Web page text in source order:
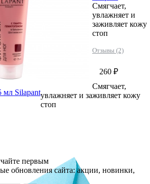
мл Silapant
Смягчает,
увлажняет и
заживляет кожу
стоп
Отзывы (2)
260 ₽
Смягчает,
увлажняет и заживляет кожу
стоп
первым
обновления сайта: акции, новинки,